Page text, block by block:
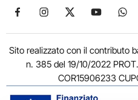
Seguici su Facebook
Seguici su Instagram
Seguici su X
Seguici
Sito realizzato con il contributo
n. 385 del 19/10/2022
COR15906233